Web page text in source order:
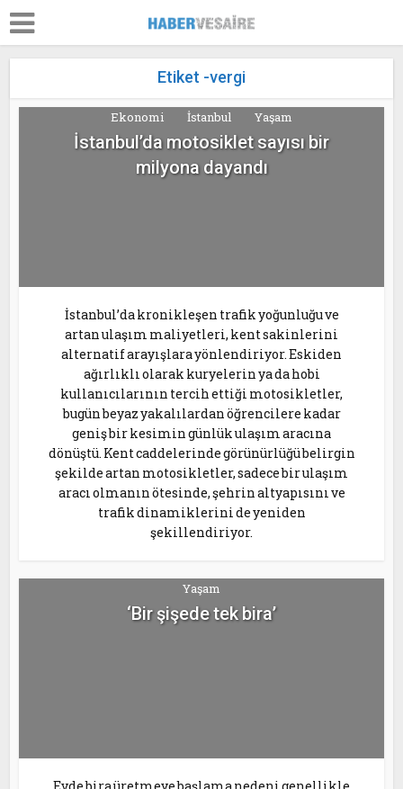
Etiket -vergi
Ekonomi İstanbul Yaşam
İstanbul’da motosiklet sayısı bir
milyona dayandı
İstanbul’da kronikleşen trafik yoğunluğu ve
artan ulaşım maliyetleri, kent sakinlerini
alternatif arayışlara yönlendiriyor. Eskiden
ağırlıklı olarak kuryelerin ya da hobi
kullanıcılarının tercih ettiği motosikletler,
bugün beyaz yakalılardan öğrencilere kadar
geniş bir kesimin günlük ulaşım aracına
dönüştü. Kent caddelerinde görünürlüğü belirgin
şekilde artan motosikletler, sadece bir ulaşım
aracı olmanın ötesinde, şehrin altyapısını ve
trafik dinamiklerini de yeniden
şekillendiriyor.
Yaşam
‘Bir şişede tek bira’